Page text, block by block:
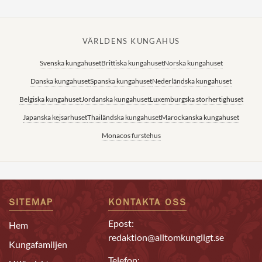
VÄRLDENS KUNGAHUS
Svenska kungahusetBrittiska kungahusetNorska kungahuset
Danska kungahusetSpanska kungahusetNederländska kungahuset
Belgiska kungahusetJordanska kungahusetLuxemburgska storhertighuset
Japanska kejsarhusetThailändska kungahusetMarockanska kungahuset
Monacos furstehus
SITEMAP
Hem
Kungafamiljen
KONTAKTA OSS
Epost:
redaktion@alltomkungligt.se